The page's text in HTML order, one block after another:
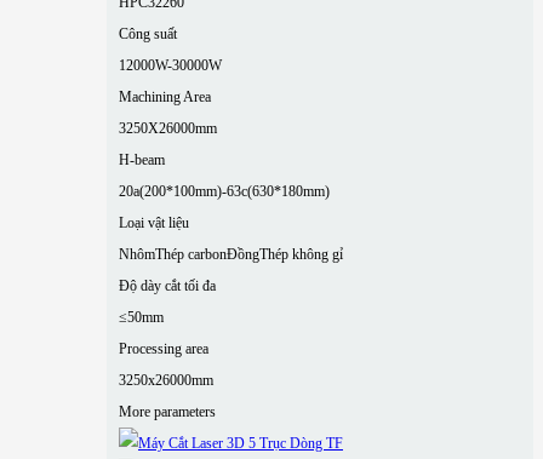
Công suất
12000W-30000W
Machining Area
3250X26000mm
H-beam
20a(200*100mm)-63c(630*180mm)
Loại vật liệu
NhômThép carbonĐồngThép không gỉ
Độ dày cắt tối đa
≤50mm
Processing area
3250x26000mm
More parameters